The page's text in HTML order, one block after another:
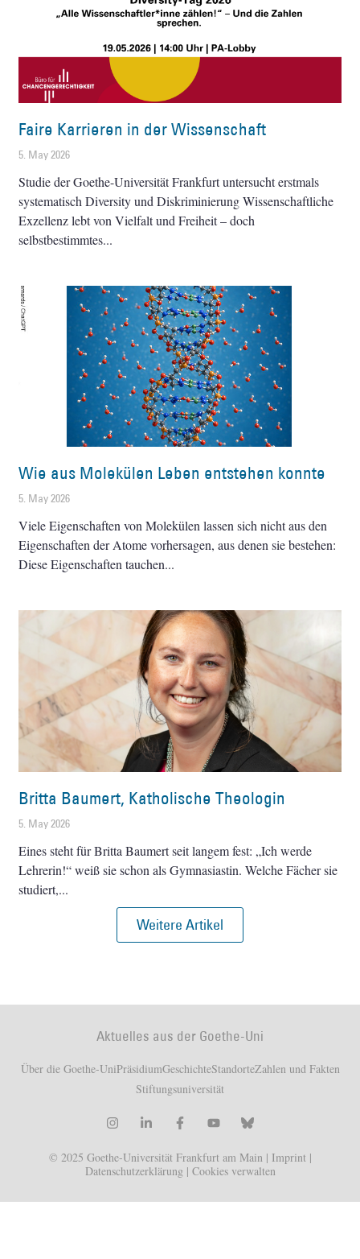
Faire Karrieren in der Wissenschaft
5. May 2026
Studie der Goethe-Universität Frankfurt untersucht erstmals
systematisch Diversity und Diskriminierung Wissenschaftliche
Exzellenz lebt von Vielfalt und Freiheit – doch
selbstbestimmtes
Wie aus Molekülen Leben entstehen konnte
5. May 2026
Viele Eigenschaften von Molekülen lassen sich nicht aus den
Eigenschaften der Atome vorhersagen, aus denen sie bestehen:
Diese Eigenschaften tauchen
Britta Baumert, Katholische Theologin
5. May 2026
Eines steht für Britta Baumert seit langem fest: „Ich werde
Lehrerin!“ weiß sie schon als Gymnasiastin. Welche Fächer sie
studiert,
Weitere Artikel
Aktuelles aus der Goethe-Uni
Über die Goethe-UniPräsidiumGeschichteStandorteZahlen und Fakten
Stiftungsuniversität
© 2025 Goethe-Universität Frankfurt am Main | Imprint |
Datenschutzerklärung| Cookies verwalten